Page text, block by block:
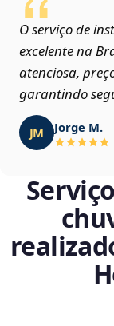
O serviço de
excelente na
atenciosa,
garantindo
JM Jorge M.